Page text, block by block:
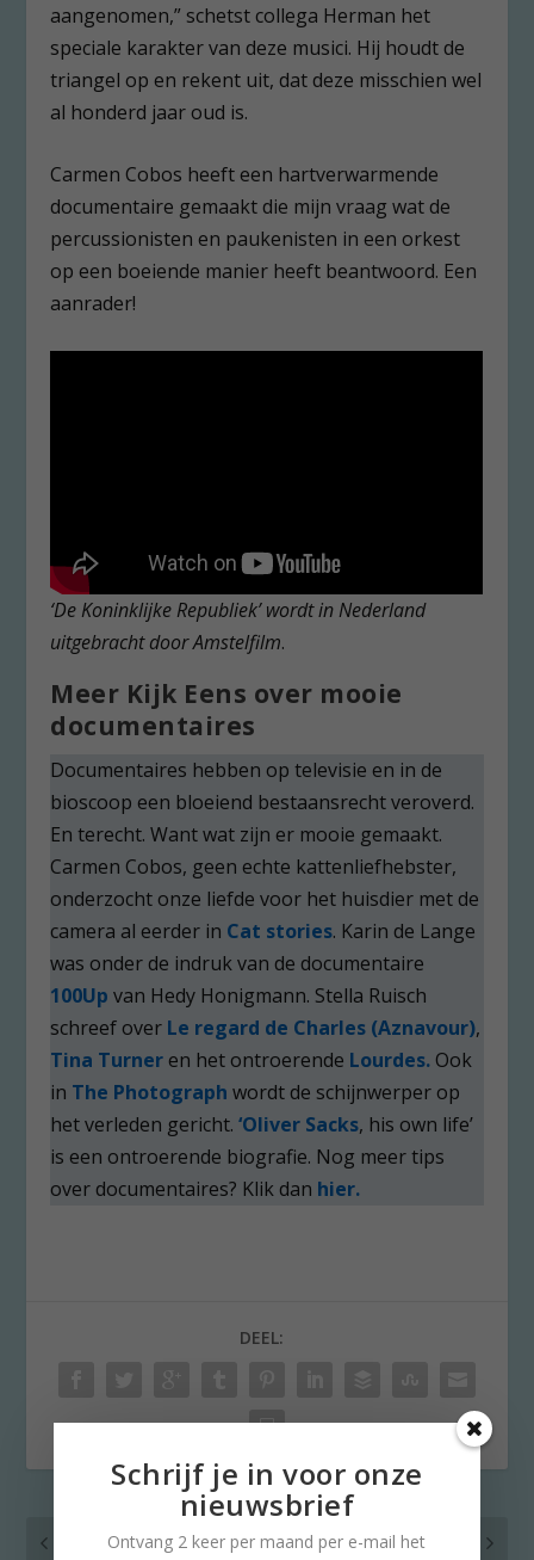
aangenomen,” schetst collega Herman het
speciale karakter van deze musici. Hij houdt de
triangel op en rekent uit, dat deze misschien wel
al honderd jaar oud is.
Carmen Cobos heeft een hartverwarmende
documentaire gemaakt die mijn vraag wat de
percussionisten en paukenisten in een orkest
op een boeiende manier heeft beantwoord. Een
aanrader!
‘De Koninklijke Republiek’ wordt in Nederland
uitgebracht door Amstelfilm.
Meer Kijk Eens over mooie
documentaires
Documentaires hebben op televisie en in de
bioscoop een bloeiend bestaansrecht veroverd.
En terecht. Want wat zijn er mooie gemaakt.
Carmen Cobos, geen echte kattenliefhebster,
onderzocht onze liefde voor het huisdier met de
camera al eerder in Cat stories. Karin de Lange
was onder de indruk van de documentaire
100Up van Hedy Honigmann. Stella Ruisch
schreef over Le regard de Charles (Aznavour),
Tina Turner en het ontroerende Lourdes. Ook
in The Photograph wordt de schijnwerper op
het verleden gericht.‘Oliver Sacks, his own life’
is een ontroerende biografie. Nog meer tips
over documentaires? Klik dan hier.
DEEL:
VORIG VOLGENDE
Schrijf je in voor onze
nieuwsbrief
Ontvang 2 keer per maand per e-mail het